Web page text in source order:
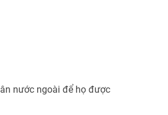
nước ngoài để họ được